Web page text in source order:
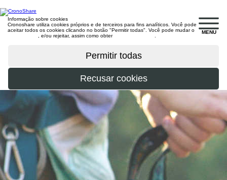
MENU
Informação sobre cookies
Cronoshare utiliza cookies próprios e de terceiros para fins analíticos. Você pode
aceitar todos os cookies clicando no botão "Permitir todas". Você pode mudar o
, e/ou rejeitar, assim como obter